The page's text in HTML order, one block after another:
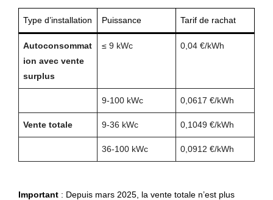
Type d’installation Puissance Tarif de rachat
Autoconsommat
ion avec vente
surplus
≤ 9 kWc 0,04 €/kWh
9-100 kWc 0,0617 €/kWh
Vente totale 9-36 kWc 0,1049 €/kWh
36-100 kWc 0,0912 €/kWh
Important : Depuis mars 2025, la vente totale n’est plus